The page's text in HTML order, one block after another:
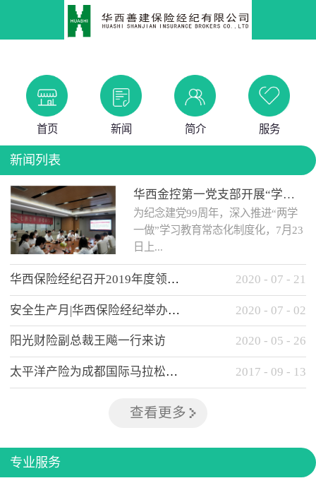
首页 新闻 简介 服务
新闻列表
华西金控第一党支部开展“学党史 知党情 做合格党员”主题教育工作会
为纪念建党99周年，深入推进“两学
一做”学习教育常态化制度化，7月23
日上...
午，华西金控第一党支部举办了“学
党史、知党情、...
华西保险经纪召开2019年度领导班子述职考核工作会 2020 - 07 - 21
安全生产月|华西保险经纪举办应急消防安全知识培训 2020 - 07 - 02
阳光财险副总裁王飚一行来访 2020 - 05 - 26
太平洋产险为成都国际马拉松提供全方位保险保障 2017 - 09 - 13
查看更多
专业服务